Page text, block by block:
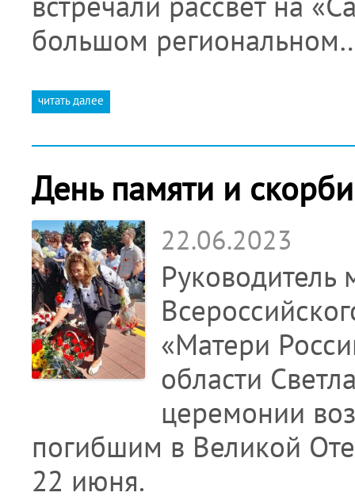
большом
читать далее
День памяти и
22.06.2023
Руководитель
«Матери
области
церемонии
погибшим в Великой
22 июня.